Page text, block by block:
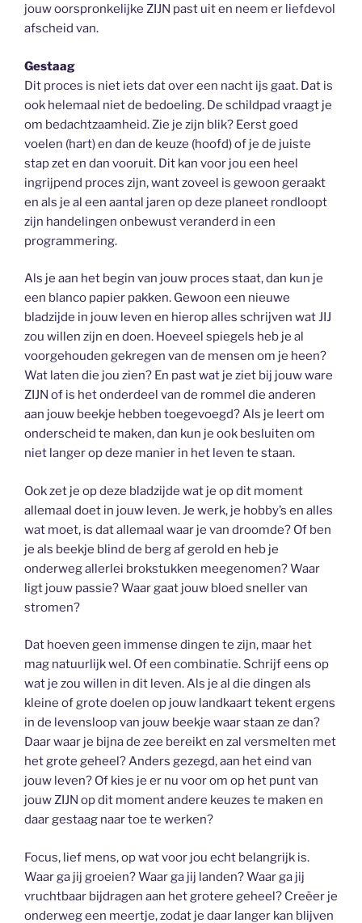
jouw oorspronkelijke ZIJN past uit en neem er liefdevol
afscheid van.
Gestaag
Dit proces is niet iets dat over een nacht ijs gaat. Dat is
ook helemaal niet de bedoeling. De schildpad vraagt je
om bedachtzaamheid. Zie je zijn blik? Eerst goed
voelen (hart) en dan de keuze (hoofd) of je de juiste
stap zet en dan vooruit. Dit kan voor jou een heel
ingrijpend proces zijn, want zoveel is gewoon geraakt
en als je al een aantal jaren op deze planeet rondloopt
zijn handelingen onbewust veranderd in een
programmering.
Als je aan het begin van jouw proces staat, dan kun je
een blanco papier pakken. Gewoon een nieuwe
bladzijde in jouw leven en hierop alles schrijven wat JIJ
zou willen zijn en doen. Hoeveel spiegels heb je al
voorgehouden gekregen van de mensen om je heen?
Wat laten die jou zien? En past wat je ziet bij jouw ware
ZIJN of is het onderdeel van de rommel die anderen
aan jouw beekje hebben toegevoegd? Als je leert om
onderscheid te maken, dan kun je ook besluiten om
niet langer op deze manier in het leven te staan.
Ook zet je op deze bladzijde wat je op dit moment
allemaal doet in jouw leven. Je werk, je hobby’s en alles
wat moet, is dat allemaal waar je van droomde? Of ben
je als beekje blind de berg af gerold en heb je
onderweg allerlei brokstukken meegenomen? Waar
ligt jouw passie? Waar gaat jouw bloed sneller van
stromen?
Dat hoeven geen immense dingen te zijn, maar het
mag natuurlijk wel. Of een combinatie. Schrijf eens op
wat je zou willen in dit leven. Als je al die dingen als
kleine of grote doelen op jouw landkaart tekent ergens
in de levensloop van jouw beekje waar staan ze dan?
Daar waar je bijna de zee bereikt en zal versmelten met
het grote geheel? Anders gezegd, aan het eind van
jouw leven? Of kies je er nu voor om op het punt van
jouw ZIJN op dit moment andere keuzes te maken en
daar gestaag naar toe te werken?
Focus, lief mens, op wat voor jou echt belangrijk is.
Waar ga jij groeien? Waar ga jij landen? Waar ga jij
vruchtbaar bijdragen aan het grotere geheel? Creëer je
onderweg een meertje, zodat je daar langer kan blijven